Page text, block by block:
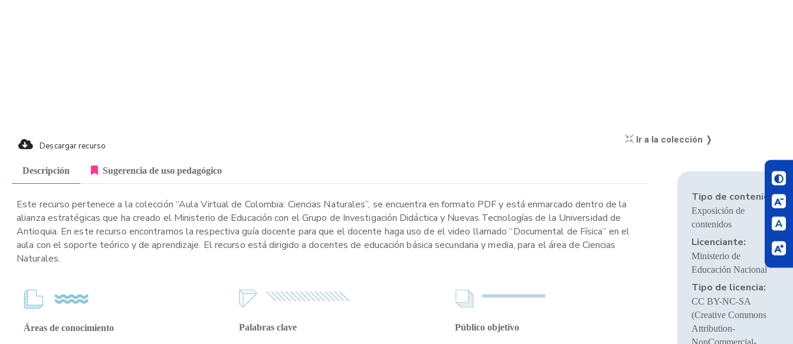
Descargar recurso
Ir a la colección ❭
Descripción Sugerencia de uso pedagógico
Este recurso pertenece a la colección “Aula Virtual de Colombia: Ciencias Naturales”, se encuentra en formato PDF y está enmarcado dentro de la
alianza estratégicas que ha creado el Ministerio de Educación con el Grupo de Investigación Didáctica y Nuevas Tecnologías de la Universidad de
Antioquia. En este recurso encontramos la respectiva guía docente para que el docente haga uso de el video llamado “Documental de Física” en el
aula con el soporte teórico y de aprendizaje. El recurso está dirigido a docentes de educación básica secundaria y media, para el área de Ciencias
Naturales.
Áreas de conocimiento Palabras clave Público objetivo
Tipo de contenido:
Exposición de
contenidos
Licenciante:
Ministerio de
Educación Nacional
Tipo de licencia:
CC BY-NC-SA
(Creative Commons
Attribution-
NonCommercial-